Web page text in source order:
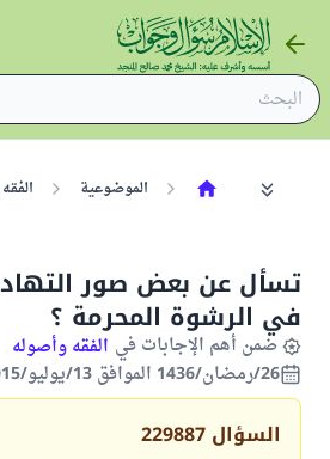
الموضوعية
تسأل عن بعض صور
في الرشوة المحرمة ؟
ضمن أهم الإجابات في الفقه وأصوله
26/رمضان/1436 الموافق 13/يوليو/2015
السؤال 229887